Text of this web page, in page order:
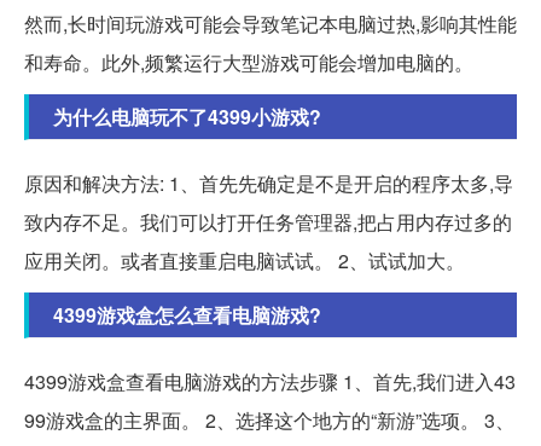
然而,长时间玩游戏可能会导致笔记本电脑过热,影响其性能
和寿命。此外,频繁运行大型游戏可能会增加电脑的。
为什么电脑玩不了4399小游戏?
原因和解决方法: 1、首先先确定是不是开启的程序太多,导
致内存不足。我们可以打开任务管理器,把占用内存过多的
应用关闭。或者直接重启电脑试试。 2、试试加大。
4399游戏盒怎么查看电脑游戏?
4399游戏盒查看电脑游戏的方法步骤 1、首先,我们进入43
99游戏盒的主界面。 2、选择这个地方的“新游”选项。 3、